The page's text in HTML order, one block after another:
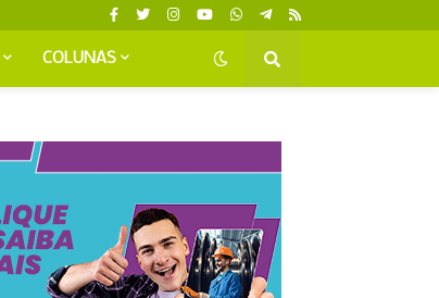
COLUNAS